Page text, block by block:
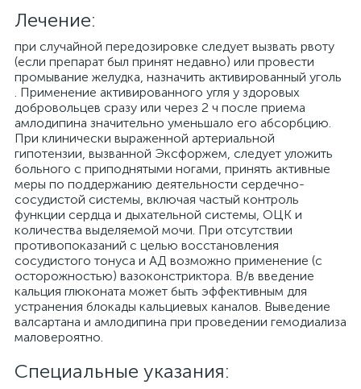
Лечение:
при случайной передозировке следует вызвать рвоту
(если препарат был принят недавно) или провести
промывание желудка, назначить активированный уголь
. Применение активированного угля у здоровых
добровольцев сразу или через 2 ч после приема
амлодипина значительно уменьшало его абсорбцию.
При клинически выраженной артериальной
гипотензии, вызванной Эксфоржем, следует уложить
больного с приподнятыми ногами, принять активные
меры по поддержанию деятельности сердечно-
сосудистой системы, включая частый контроль
функции сердца и дыхательной системы, ОЦК и
количества выделяемой мочи. При отсутствии
противопоказаний с целью восстановления
сосудистого тонуса и АД возможно применение (с
осторожностью) вазоконстриктора. В/в введение
кальция глюконата может быть эффективным для
устранения блокады кальциевых каналов. Выведение
валсартана и амлодипина при проведении гемодиализа
маловероятно.
Специальные указания: